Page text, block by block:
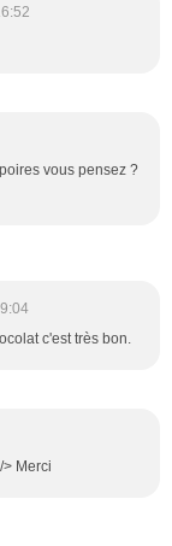
vous pensez ?
c'est très bon.
Merci